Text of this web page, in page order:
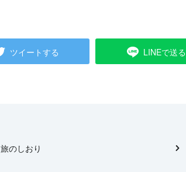
ツイートする LINEで送る
旅のしおり